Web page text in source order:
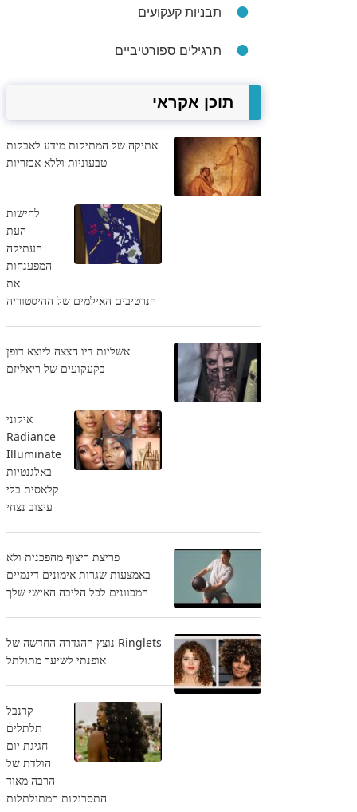
תבניות קעקועים
תרגילים ספורטיביים
תוכן אקראי
אתיקה של המתיקות מידע לאבקות
טבעוניות וללא אכזריות
לחישות
העת
העתיקה
המפענחות
את
הנרטיבים האילמים של ההיסטוריה
אשליות דיו הצצה ליוצא דופן
בקעקועים של ריאליזם
איקוני
Radiance
Illuminate
באלגנטיות
קלאסית בלי
עיצוב נצחי
פריצת ריצוף מהפכנית ולא
באמצעות שגרות אימונים דינמיים
המכוונים לכל הליבה האישי שלך
Ringlets נוצץ ההגדרה החדשה של
אופנתי לשיער מתולתל
קרנבל
תלתלים
חגיגת יום
הולדת של
הרבה מאוד
התסרוקות המתולתלות